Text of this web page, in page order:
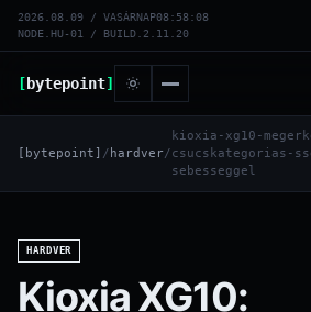
2026.08.09 / VASÁRNAP08:58:08
NODE.HU-01 / BUILD.2.11.20
[bytepoint]
[bytepoint] / hardver/
kioxia-xg10-
csucskategorias-
sebesseggel
HARDVER
Kioxia XG10: